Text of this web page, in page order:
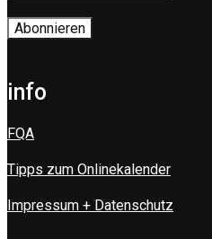
info
FQA
Tipps zum Onlinekalender
Impressum + Datenschutz